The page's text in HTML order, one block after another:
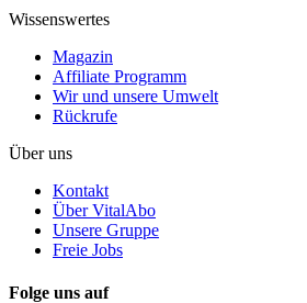
Wissenswertes
Magazin
Affiliate Programm
Wir und unsere Umwelt
Rückrufe
Über uns
Kontakt
Über VitalAbo
Unsere Gruppe
Freie Jobs
Folge uns auf